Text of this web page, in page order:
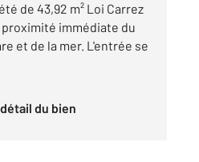
de 43,92 m² Loi Carrez
immédiate du
et de la mer. L'entrée se
détail du bien